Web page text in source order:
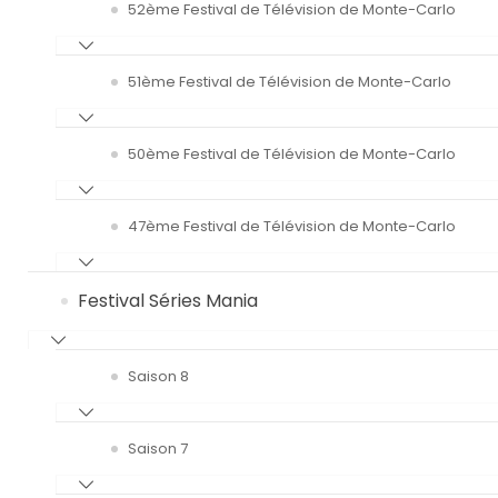
52ème Festival de Télévision de Monte-Carlo
51ème Festival de Télévision de Monte-Carlo
50ème Festival de Télévision de Monte-Carlo
47ème Festival de Télévision de Monte-Carlo
Festival Séries Mania
Saison 8
Saison 7